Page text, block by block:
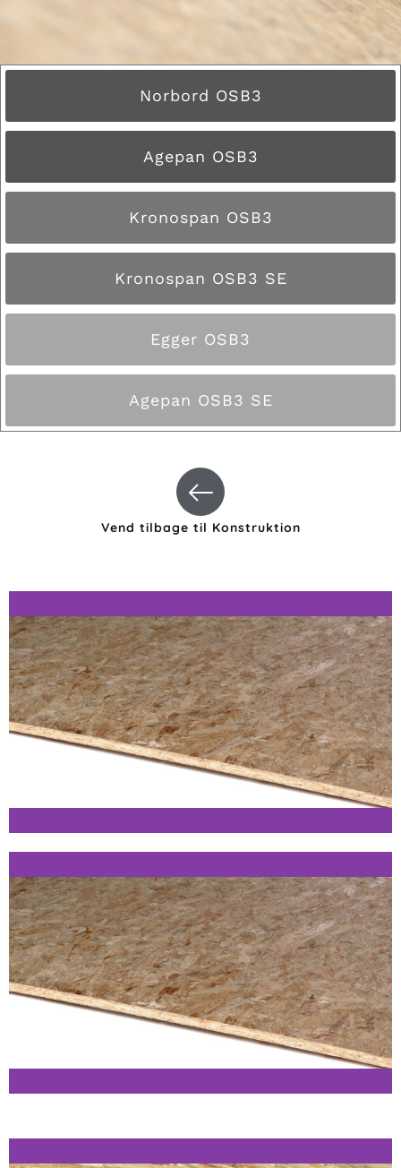
Norbord OSB3
Agepan OSB3
Kronospan OSB3
Kronospan OSB3 SE
Egger OSB3
Agepan OSB3 SE
Vend tilbage til Konstruktion
TG2
Klik her